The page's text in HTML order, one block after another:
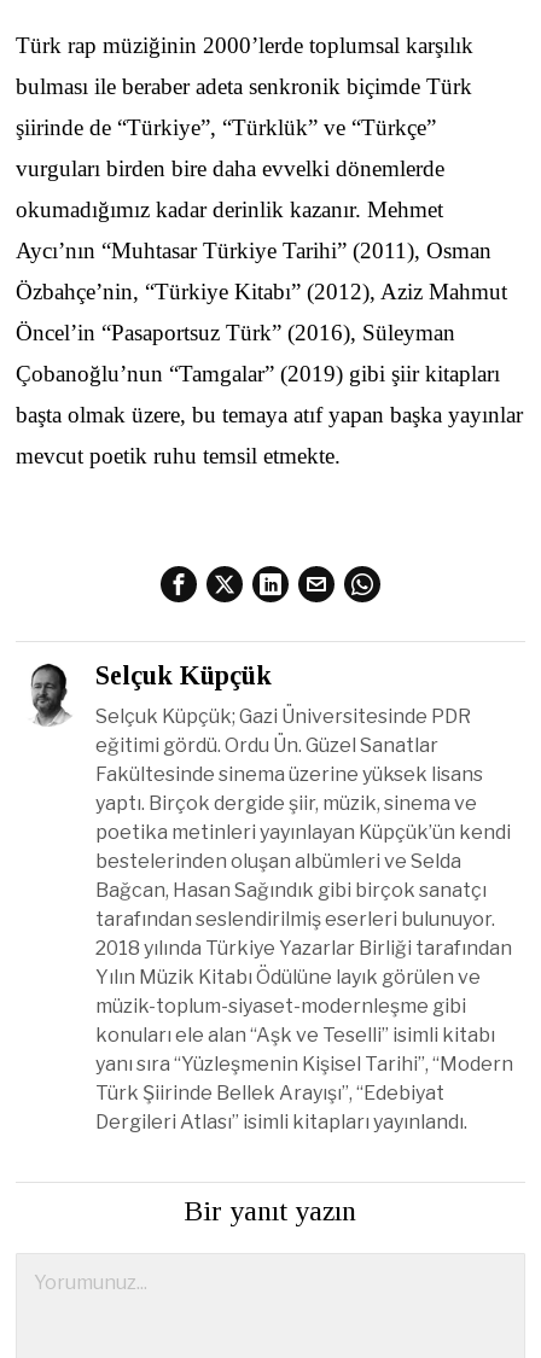
Türk rap müziğinin 2000’lerde toplumsal karşılık
bulması ile beraber adeta senkronik biçimde Türk
şiirinde de “Türkiye”, “Türklük” ve “Türkçe”
vurguları birden bire daha evvelki dönemlerde
okumadığımız kadar derinlik kazanır. Mehmet
Aycı’nın “Muhtasar Türkiye Tarihi” (2011), Osman
Özbahçe’nin, “Türkiye Kitabı” (2012), Aziz Mahmut
Öncel’in “Pasaportsuz Türk” (2016), Süleyman
Çobanoğlu’nun “Tamgalar” (2019) gibi şiir kitapları
başta olmak üzere, bu temaya atıf yapan başka yayınlar
mevcut poetik ruhu temsil etmekte.
Selçuk Küpçük
Selçuk Küpçük; Gazi Üniversitesinde PDR
eğitimi gördü. Ordu Ün. Güzel Sanatlar
Fakültesinde sinema üzerine yüksek lisans
yaptı. Birçok dergide şiir, müzik, sinema ve
poetika metinleri yayınlayan Küpçük’ün kendi
bestelerinden oluşan albümleri ve Selda
Bağcan, Hasan Sağındık gibi birçok sanatçı
tarafından seslendirilmiş eserleri bulunuyor.
2018 yılında Türkiye Yazarlar Birliği tarafından
Yılın Müzik Kitabı Ödülüne layık görülen ve
müzik-toplum-siyaset-modernleşme gibi
konuları ele alan “Aşk ve Teselli” isimli kitabı
yanı sıra “Yüzleşmenin Kişisel Tarihi”, “Modern
Türk Şiirinde Bellek Arayışı”, “Edebiyat
Dergileri Atlası” isimli kitapları yayınlandı.
Bir yanıt yazın